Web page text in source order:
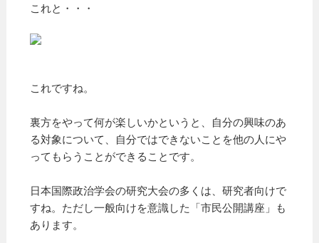
これと・・・
これですね。
裏方をやって何が楽しいかというと、自分の興味のあ
る対象について、自分ではできないことを他の人にや
ってもらうことができることです。
日本国際政治学会の研究大会の多くは、研究者向けで
すね。ただし一般向けを意識した「市民公開講座」も
あります。